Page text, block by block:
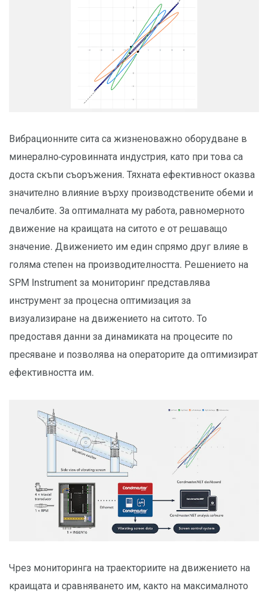
Вибрационните сита са жизненоважно оборудване в
минерално-суровинната индустрия, като при това са
доста скъпи съоръжения. Тяхната ефективност оказва
значително влияние върху производствените обеми и
печалбите. За оптималната му работа, равномерното
движение на краищата на ситото е от решаващо
значение. Движението им един спрямо друг влияе в
голяма степен на производителността. Решението на
SPM Instrument за мониторинг представлява
инструмент за процесна оптимизация за
визуализиране на движението на ситото. То
предоставя данни за динамиката на процесите по
пресяване и позволява на операторите да оптимизират
ефективността им.
Чрез мониторинга на траекториите на движението на
краищата и сравняването им, както на максималното